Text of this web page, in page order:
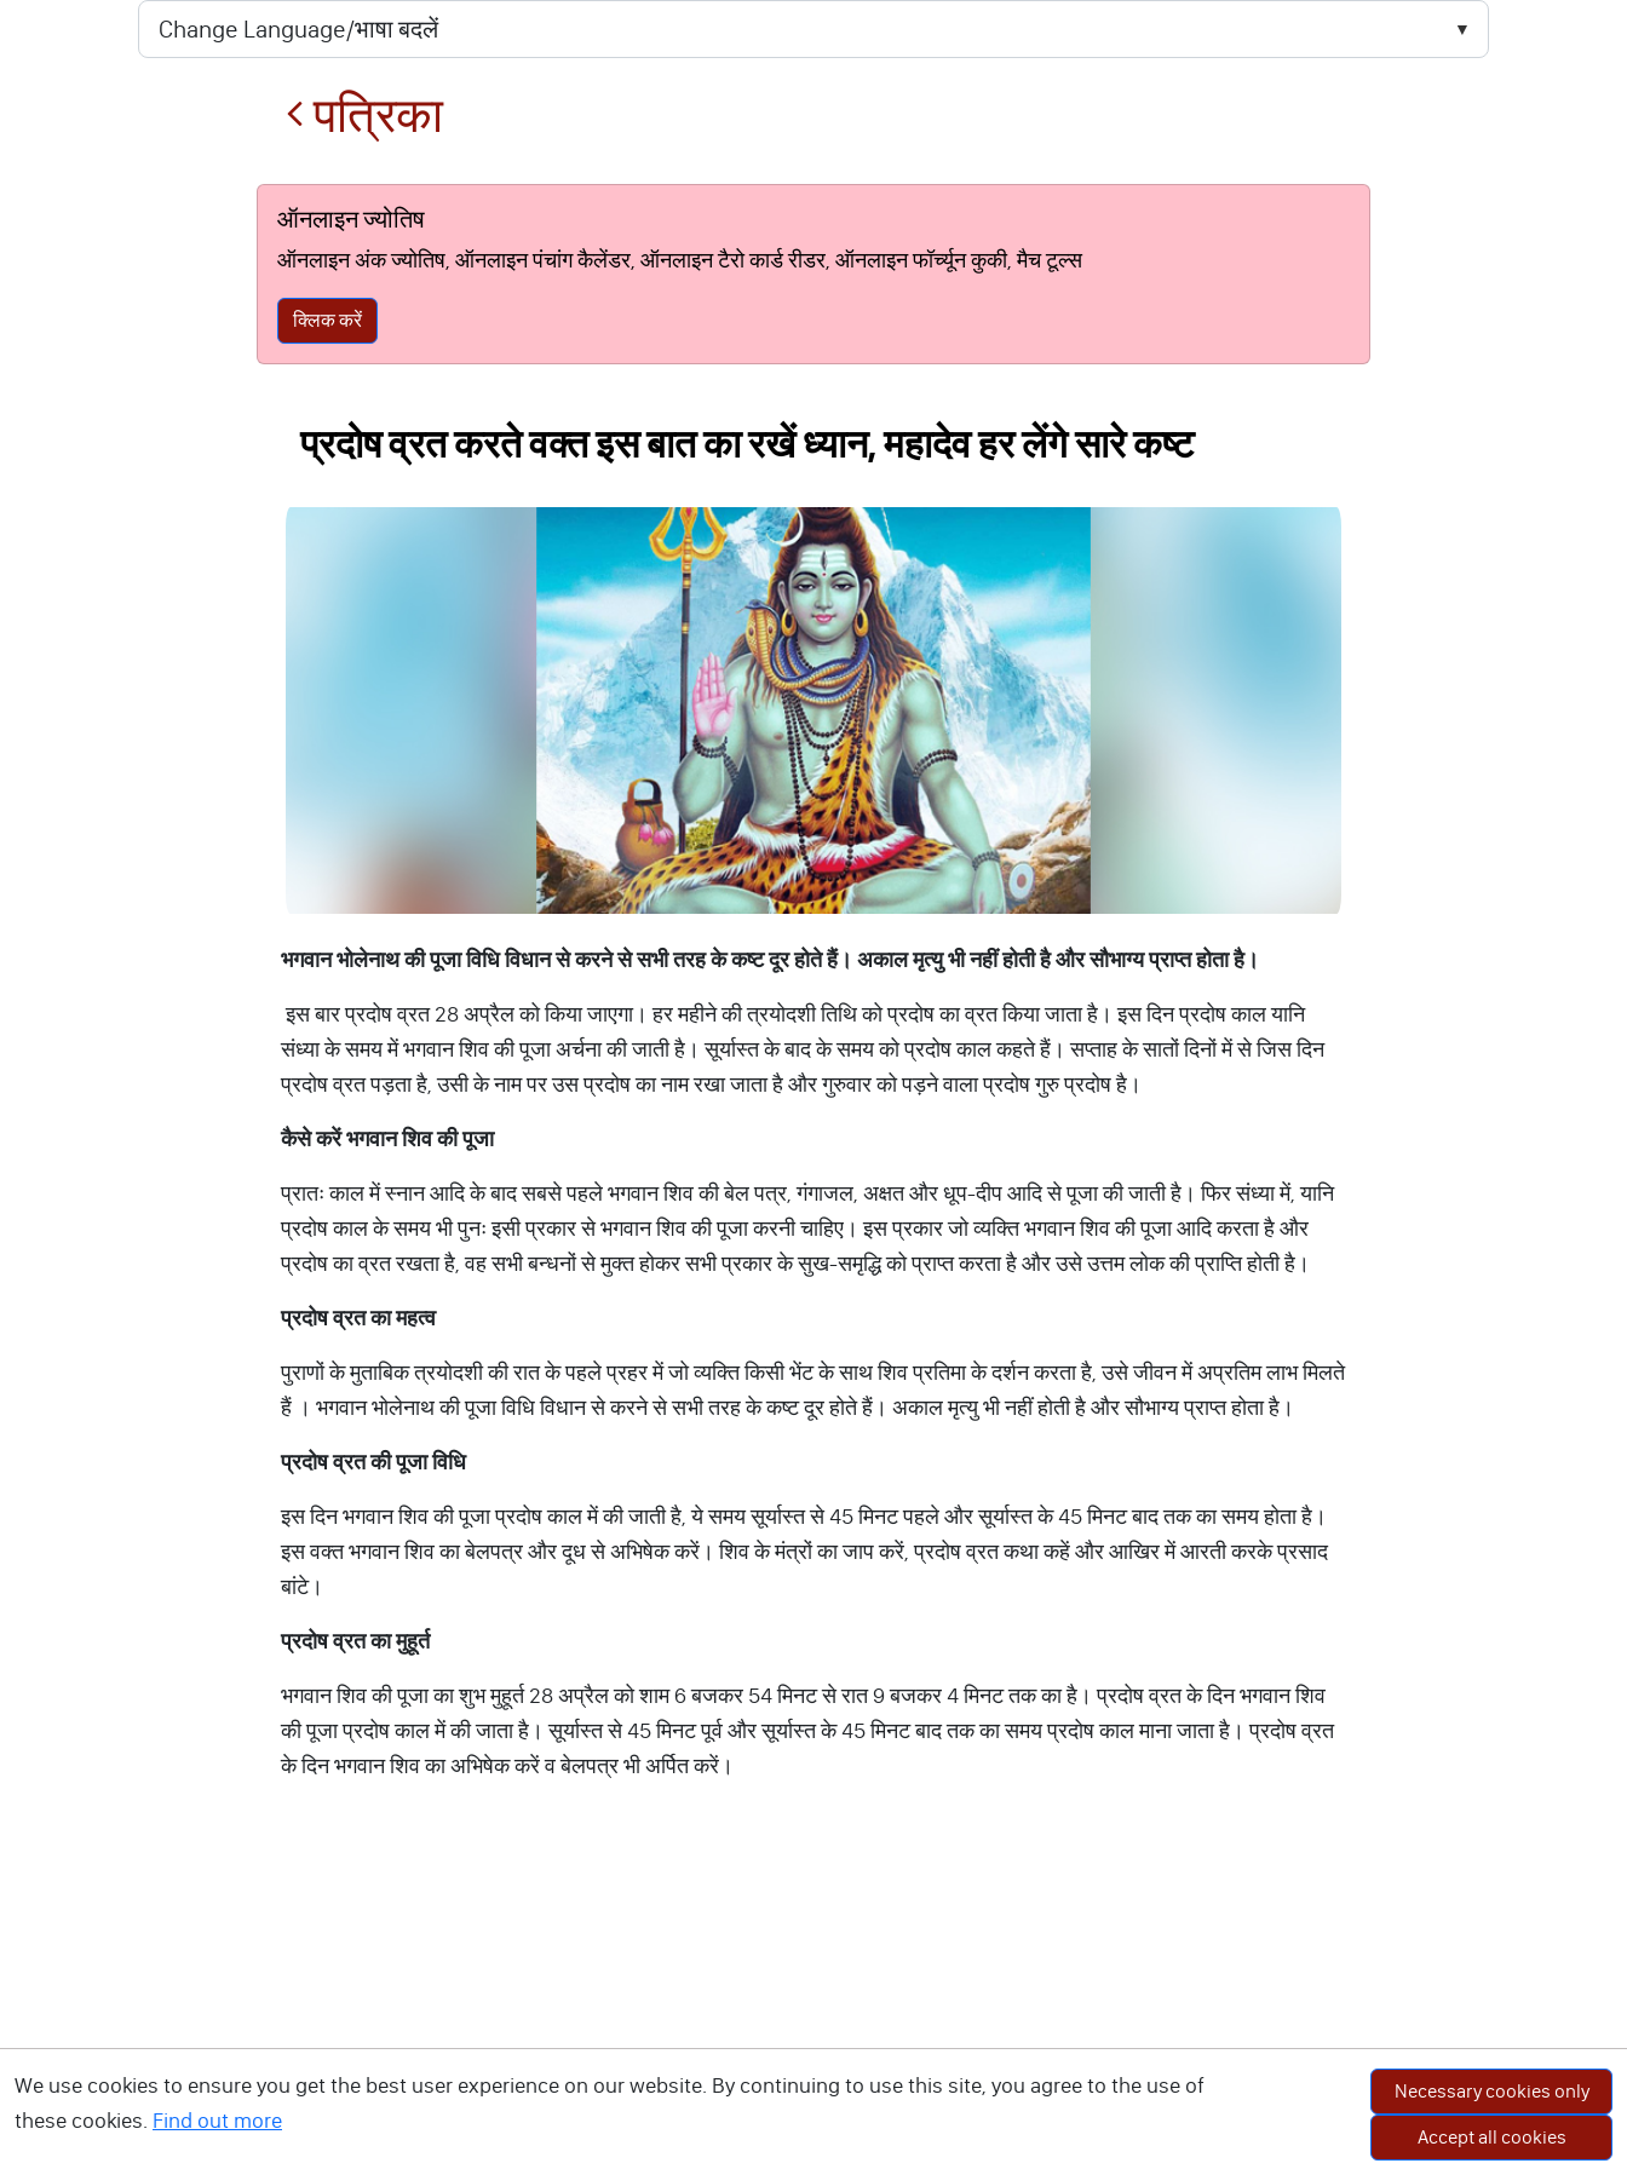
पत्रिका
ऑनलाइन ज्योतिष
ऑनलाइन अंक ज्योतिष, ऑनलाइन पंचांग कैलेंडर, ऑनलाइन टैरो कार्ड रीडर, ऑनलाइन फॉर्च्यून कुकी, मैच टूल्स
क्लिक करें
प्रदोष व्रत करते वक्त इस बात का रखें ध्यान, महादेव हर लेंगे सारे कष्ट
भगवान भोलेनाथ की पूजा विधि विधान से करने से सभी तरह के कष्ट दूर होते हैं। अकाल मृत्यु भी नहीं होती है और सौभाग्य प्राप्त होता है।
इस बार प्रदोष व्रत 28 अप्रैल को किया जाएगा। हर महीने की त्रयोदशी तिथि को प्रदोष का व्रत किया जाता है। इस दिन प्रदोष काल यानि
संध्या के समय में भगवान शिव की पूजा अर्चना की जाती है। सूर्यास्त के बाद के समय को प्रदोष काल कहते हैं। सप्ताह के सातों दिनों में से जिस दिन
प्रदोष व्रत पड़ता है, उसी के नाम पर उस प्रदोष का नाम रखा जाता है और गुरुवार को पड़ने वाला प्रदोष गुरु प्रदोष है।
कैसेकरेंभगवानशिवकीपूजा
प्रातः काल में स्नान आदि के बाद सबसे पहले भगवान शिव की बेल पत्र, गंगाजल, अक्षत और धूप-दीप आदि से पूजा की जाती है। फिर संध्या में, यानि
प्रदोष काल के समय भी पुनः इसी प्रकार से भगवान शिव की पूजा करनी चाहिए। इस प्रकार जो व्यक्ति भगवान शिव की पूजा आदि करता है और
प्रदोष का व्रत रखता है, वह सभी बन्धनों से मुक्त होकर सभी प्रकार के सुख-समृद्धि को प्राप्त करता है और उसे उत्तम लोक की प्राप्ति होती है।
प्रदोषव्रतकामहत्व
पुराणों के मुताबिक त्रयोदशी की रात के पहले प्रहर में जो व्यक्ति किसी भेंट के साथ शिव प्रतिमा के दर्शन करता है, उसे जीवन में अप्रतिम लाभ मिलते
हैं । भगवान भोलेनाथ की पूजा विधि विधान से करने से सभी तरह के कष्ट दूर होते हैं। अकाल मृत्यु भी नहीं होती है और सौभाग्य प्राप्त होता है।
प्रदोषव्रतकीपूजाविधि
इस दिन भगवान शिव की पूजा प्रदोष काल में की जाती है, ये समय सूर्यास्त से 45 मिनट पहले और सूर्यास्त के 45 मिनट बाद तक का समय होता है।
इस वक्त भगवान शिव का बेलपत्र और दूध से अभिषेक करें। शिव के मंत्रों का जाप करें, प्रदोष व्रत कथा कहें और आखिर में आरती करके प्रसाद
बांटे।
प्रदोषव्रतकामुहूर्त
भगवान शिव की पूजा का शुभ मुहूर्त 28 अप्रैल को शाम 6 बजकर 54 मिनट से रात 9 बजकर 4 मिनट तक का है। प्रदोष व्रत के दिन भगवान शिव
की पूजा प्रदोष काल में की जाता है। सूर्यास्त से 45 मिनट पूर्व और सूर्यास्त के 45 मिनट बाद तक का समय प्रदोष काल माना जाता है। प्रदोष व्रत
के दिन भगवान शिव का अभिषेक करें व बेलपत्र भी अर्पित करें।
We use cookies to ensure you get the best user experience on our website. By continuing to use this site, you agree to the use of
these cookies. Find out more
Necessary cookies only
Accept all cookies